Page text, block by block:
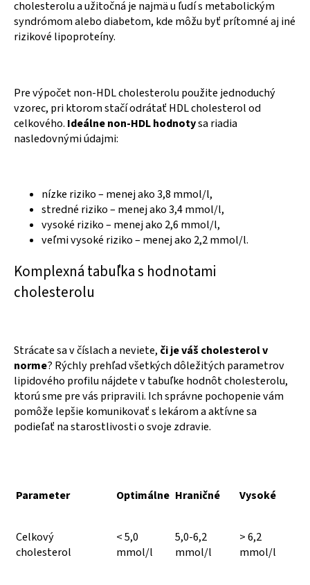
cholesterolu a užitočná je najmä u ľudí s metabolickým
syndrómom alebo diabetom, kde môžu byť prítomné aj iné
rizikové lipoproteíny.
Pre výpočet non-HDL cholesterolu použite jednoduchý
vzorec, pri ktorom stačí odrátať HDL cholesterol od
celkového. Ideálne non-HDL hodnotysa riadia
nasledovnými údajmi:
nízke riziko – menej ako 3,8 mmol/l,
stredné riziko – menej ako 3,4 mmol/l,
vysoké riziko – menej ako 2,6 mmol/l,
veľmi vysoké riziko – menej ako 2,2 mmol/l.
Komplexná tabuľka s hodnotami
cholesterolu
Strácate sa v číslach a neviete, či je váš cholesterol v
norme? Rýchly prehľad všetkých dôležitých parametrov
lipidového profilu nájdete v tabuľke hodnôt cholesterolu,
ktorú sme pre vás pripravili. Ich správne pochopenie vám
pomôže lepšie komunikovať s lekárom a aktívne sa
podieľať na starostlivosti o svoje zdravie.
Parameter Optimálne Hraničné Vysoké
Celkový
cholesterol
< 5,0
mmol/l
5,0-6,2
mmol/l
> 6,2
mmol/l